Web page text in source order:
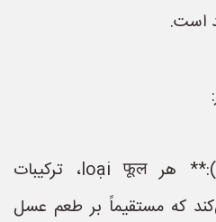
است.
* **منبع گیاهی (گل‌ها):** هر loại फूल، ترکیبات
که مستقیماً بر طعم عسل